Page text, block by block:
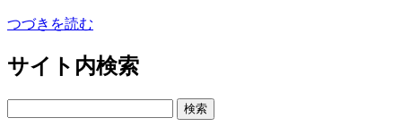
つづきを読む
サイト内検索